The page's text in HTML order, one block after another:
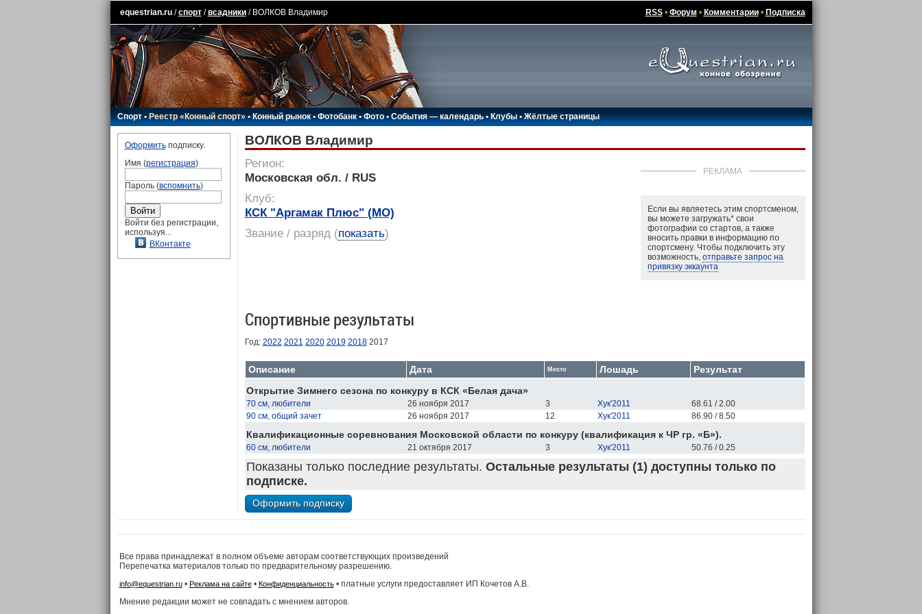
equestrian.ru/спорт/всадники/ ВОЛКОВ Владимир RSS• Форум • Комментарии• Подписка
Спорт•Реестр «Конный спорт»•Конный рынок•Фотобанк •Фото•События — календарь•Клубы •Жёлтые страницы
Оформитьподписку.
Имя (регистрация)
Пароль (вспомнить)
Войти без регистрации,
используя...
ВКонтакте
ВОЛКОВ Владимир
РЕКЛАМА
Если вы являетесь этим спортсменом,
вы можете загружать*свои
фотографии со стартов, а также
вносить правки в информацию по
спортсмену. Чтобы подключить эту
возможность, отправьте запрос на
привязку эккаунта
Регион:
Московская обл. / RUS
Клуб:
КСК "Аргамак Плюс" (МО)
Звание / разряд(показать)
Спортивные результаты
Год: 2022 2021 2020 2019 20182017
Описание Дата Место Лошадь
Результат
Открытие Зимнего сезона по конкуру в КСК «Белая дача»
70 см, любители 26 ноября 2017 3 Хук'2011
68.61 / 2.00
90 см, общий зачет
26 ноября 2017 12 Хук'2011 86.90 / 8.50
Квалификационные соревнования Московской области по конкуру (квалификация к ЧР гр. «Б»).
60 см, любители 21 октября 2017 3 Хук'2011 50.76 / 0.25
Показаны только последние результаты. Остальные результаты (1) доступны только по
подписке.
Все права принадлежат в полном объеме авторам соответствующих произведений
Перепечатка материалов только по предварительному разрешению.
info@equestrian.ru• Реклама на сайте• Конфиденциальность• платные услуги предоставляет ИП Кочетов А.В.
Мнение редакции может не совпадать с мнением авторов.